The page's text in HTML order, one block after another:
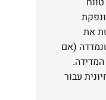
את
(אם
עבור